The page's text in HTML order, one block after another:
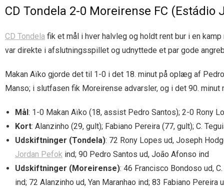
CD Tondela 2-0 Moreirense FC
CD Tondela fik et mål i hver halvleg og holdt rent bur i en
var direkte i afslutningsspillet og udnyttede et par gode
Makan Aïko gjorde det til 1-0 i det 18. minut på oplæg af
Manso; i slutfasen fik Moreirense advarsler, og i det 90.
Mål: 1-0 Makan Aïko (18, assist Pedro Santos); 2-0 Rony
Kort: Alanzinho (29, gult); Fabiano Pereira (77, gult); C.
Udskiftninger (Tondela): 72 Rony Lopes ud, Joseph
Jordan Pefok ind; 90 Pedro Santos ud, João Afonso ind
Udskiftninger (Moreirense): 46 Francisco Bondoso ud,
ind; 72 Alanzinho ud, Yan Maranhao ind; 83 Fabiano Pereira